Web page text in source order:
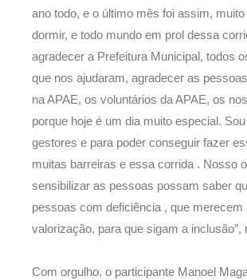
ano todo, e o último mês foi assim,
dormir, e todo mundo em prol dessa
agradecer a Prefeitura Municipal, todos
que nos ajudaram, agradecer as
na APAE, os voluntários da APAE, os
porque hoje é um dia muito especial.
gestores e para poder conseguir fazer
muitas barreiras e essa corrida . Nosso
sensibilizar as pessoas possam saber
pessoas com deficiência , que merecem
valorização, para que sigam a inclusão”,
Com orgulho, o participante Manoel